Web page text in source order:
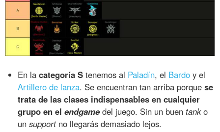
En lacategoría S tenemos al Paladín, el Bardo y el
Artillero de lanza. Se encuentran tan arriba porquese
trata de las clases indispensables en cualquier
grupo en elendgamedel juego. Sin un buentanko
unsupportno llegarás demasiado lejos.